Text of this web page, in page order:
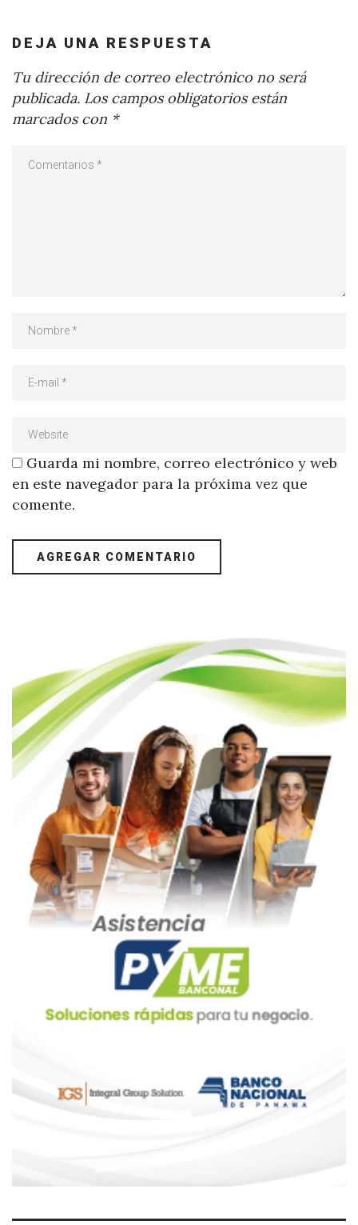
DEJA UNA RESPUESTA
Tu dirección de correo electrónico no será
publicada. Los campos obligatorios están
marcados con *
Guarda mi nombre, correo electrónico y web
en este navegador para la próxima vez que
comente.